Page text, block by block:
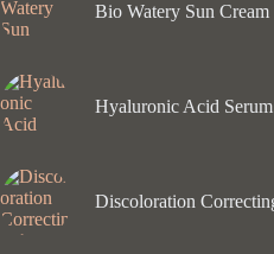
Bio Watery Sun
Hyaluronic Acid Serum
Discoloration